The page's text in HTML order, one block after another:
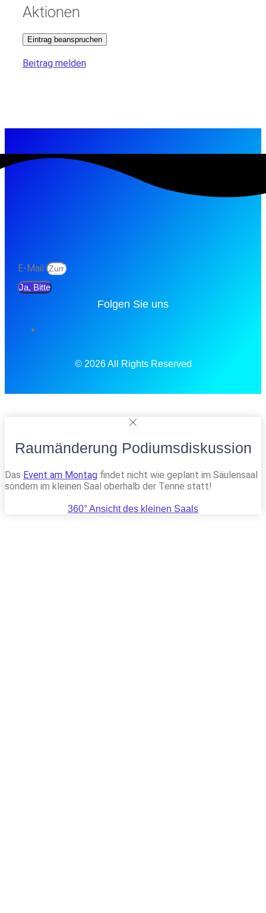
Aktionen
Eintrag beanspruchen
Beitrag melden
E-Mail
Ja, Bitte
Folgen Sie uns
© 2026 All Rights Reserved
Raumänderung Podiumsdiskussion
Das Event am Montag findet nicht wie geplant im Säulensaal
sondern im kleinen Saal oberhalb der Tenne statt!
360° Ansicht des kleinen Saals